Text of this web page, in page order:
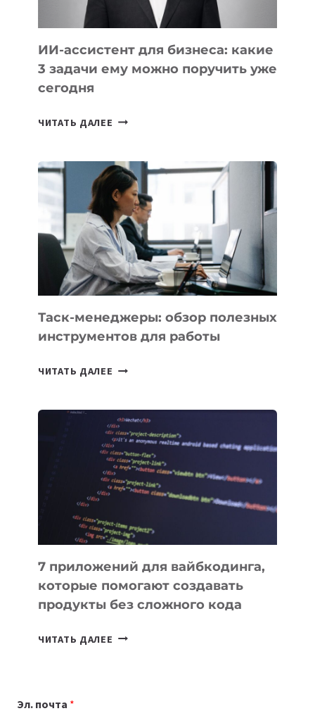
ИИ-ассистент для бизнеса: какие
3 задачи ему можно поручить уже
сегодня
ЧИТАТЬ ДАЛЕЕ ИИ-
БИЗНЕСА:
КАКИЕ
3
ЗАДАЧИ
ЕМУ
МОЖНО
ПОРУЧИТЬ
УЖЕ
СЕГОДНЯ
Таск-менеджеры: обзор полезных
инструментов для работы
ЧИТАТЬ ДАЛЕЕ ТАСК-
ПОЛЕЗНЫХ
ИНСТРУМЕНТОВ
ДЛЯ
РАБОТЫ
7 приложений для вайбкодинга,
которые помогают создавать
продукты без сложного кода
ЧИТАТЬ ДАЛЕЕ
Эл. почта *